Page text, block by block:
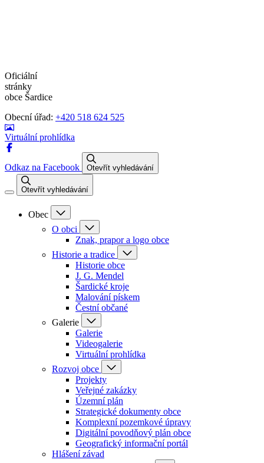
Oficiální
stránky
obce Šardice
Obecní úřad: +420 518 624 525
Virtuální prohlídka
Odkaz na Facebook Otevřít vyhledávání
Otevřít vyhledávání
Obec
O obci
Znak, prapor a logo obce
Historie a tradice
Historie obce
J. G. Mendel
Šardické kroje
Malování pískem
Čestní občané
Galerie
Galerie
Videogalerie
Virtuální prohlídka
Rozvoj obce
Projekty
Veřejné zakázky
Územní plán
Strategické dokumenty obce
Komplexní pozemkové úpravy
Digitální povodňový plán obce
Geografický informační portál
Hlášení závad